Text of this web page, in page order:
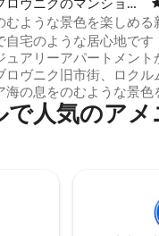
パート
むような景色を楽しめる
5つ星Kiki Lu Apart
自宅のような居心地です
ュアリーアパートメント
ロヴニク旧市街、ロクル
海の息をのむような景色
できます。 設備の整っ
どちらにも専用バスルー
ース、エレベーター。
の快適さを確保するため
が用意されています。 ドゥブロ
人気のア